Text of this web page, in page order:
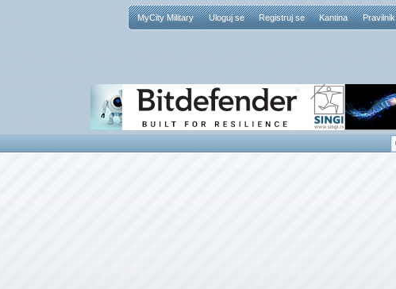
MyCity Military Uloguj se Registruj se Kantina Pravilnik